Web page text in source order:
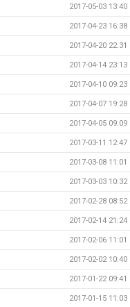
2017-05-03 13:40
2017-04-23 16:38
2017-04-20 22:31
2017-04-14 23:13
2017-04-10 09:23
2017-04-07 19:28
2017-04-05 09:09
2017-03-11 12:47
2017-03-08 11:01
2017-03-03 10:32
2017-02-28 08:52
2017-02-14 21:24
2017-02-06 11:01
2017-02-02 10:40
2017-01-22 09:41
2017-01-15 11:03